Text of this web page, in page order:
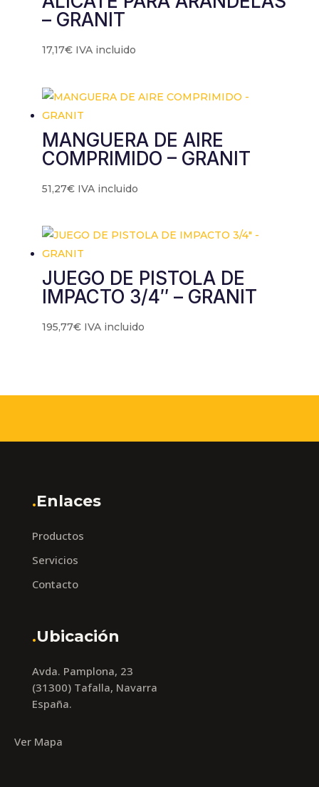
– GRANIT
17,17€ IVA incluido
MANGUERA DE AIRE
COMPRIMIDO – GRANIT
51,27€ IVA incluido
JUEGO DE PISTOLA DE
IMPACTO 3/4″ – GRANIT
195,77€ IVA incluido
.Enlaces
Productos
Servicios
Contacto
.Ubicación
Avda. Pamplona, 23
(31300) Tafalla, Navarra
España.
Ver Mapa